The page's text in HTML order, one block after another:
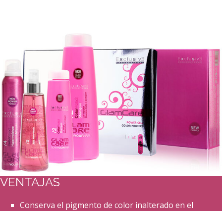
VENTAJAS
Conserva el pigmento de color inalterado en el